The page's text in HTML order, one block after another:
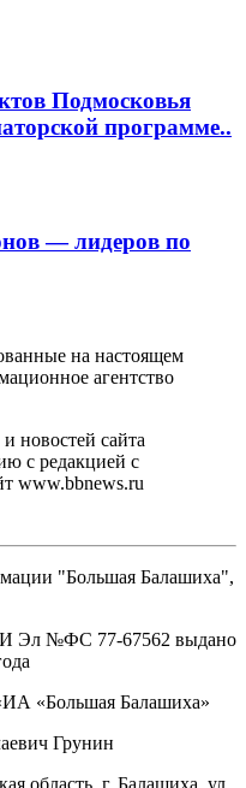
Подмосковья
программе..
— лидеров по
на настоящем
агентство
новостей сайта
с редакцией с
www.bbnews.ru
"Большая Балашиха",
Эл №ФС ‎77-67562 выдано
«Большая Балашиха»
Грунин